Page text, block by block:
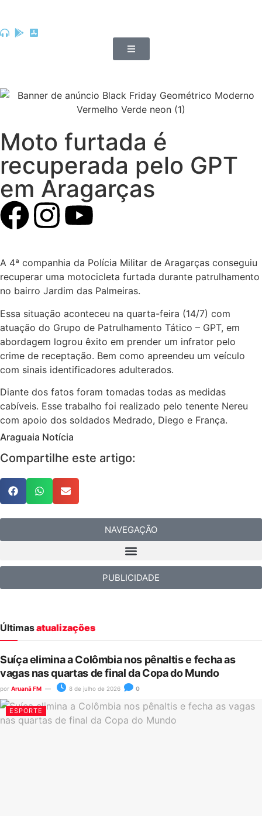
Moto furtada é
recuperada pelo GPT
em Aragarças
A 4ª companhia da Polícia Militar de Aragarças conseguiu
recuperar uma motocicleta furtada durante patrulhamento
no bairro Jardim das Palmeiras.
Essa situação aconteceu na quarta-feira (14/7) com
atuação do Grupo de Patrulhamento Tático – GPT, em
abordagem logrou êxito em prender um infrator pelo
crime de receptação. Bem como apreendeu um veículo
com sinais identificadores adulterados.
Diante dos fatos foram tomadas todas as medidas
cabíveis. Esse trabalho foi realizado pelo tenente Nereu
com apoio dos soldados Medrado, Diego e França.
Araguaia Notícia
Compartilhe este artigo:
NAVEGAÇÃO
PUBLICIDADE
Últimasatualizações
Suíça elimina a Colômbia nos pênaltis e fecha as
vagas nas quartas de final da Copa do Mundo
por Aruanã FM 8 de julho de 2026 0
ESPORTE